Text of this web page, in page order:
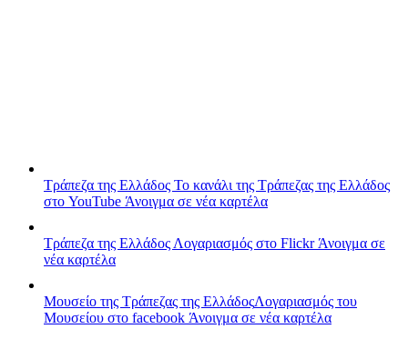
Τράπεζα της Ελλάδος Το κανάλι της Τράπεζας της Ελλάδος
στο YouTube Άνοιγμα σε νέα καρτέλα
Τράπεζα της Ελλάδος Λογαριασμός στο FlickrΆνοιγμα σε
νέα καρτέλα
Μουσείο της Τράπεζας της ΕλλάδοςΛογαριασμός του
Μουσείου στο facebook Άνοιγμα σε νέα καρτέλα